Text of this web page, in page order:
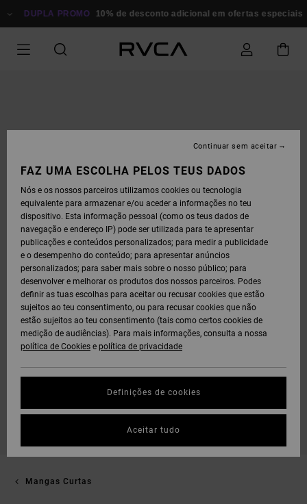
PARADUPLA PROMO 10% de desconto adicional em ofertas especiais
Mangas Curtas
FAZ UMA ESCOLHA PELOS TEUS DADOS
Nós e os nossos parceiros utilizamos cookies ou tecnologia
equivalente para armazenar e/ou aceder a informações no teu
dispositivo. Esta informação pessoal (como os teus dados de
navegação e endereço IP) pode ser utilizada para te apresentar
publicações e conteúdos personalizados; para medir a publicidade
e o desempenho do conteúdo; para apresentar anúncios
personalizados; para saber mais sobre o nosso público; para
desenvolver e melhorar os produtos dos nossos parceiros. Podes
definir as tuas escolhas para aceitar ou recusar cookies que estão
sujeitos ao teu consentimento, ou para recusar cookies que não
estão sujeitos ao teu consentimento (tais como certos cookies de
medição de audiências). Para mais informações, consulta a nossa
política de Cookies e política de privacidade
Definições de cookies
Continuar sem aceitar
Aceitar tudo